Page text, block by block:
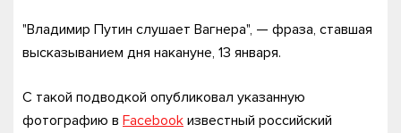
"Владимир Путин слушает Вагнера", — фраза, ставшая
высказыванием дня накануне, 13 января.
С такой подводкой опубликовал указанную
фотографию в Facebook известный российский